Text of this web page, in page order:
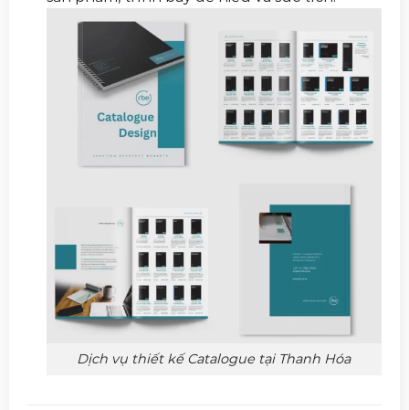
Dịch vụ thiết kế Catalogue tại Thanh Hóa